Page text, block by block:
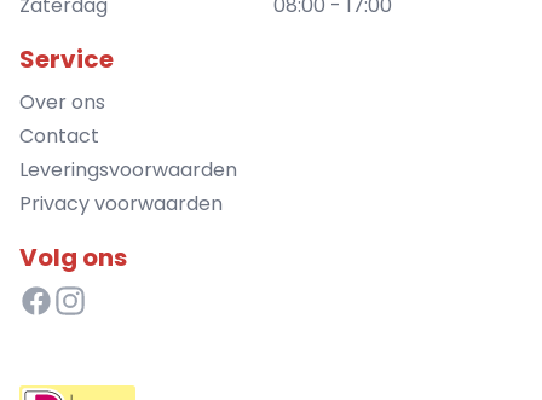
Zaterdag
08:00 - 17:00
Service
Over ons
Contact
Leveringsvoorwaarden
Privacy voorwaarden
Volg ons